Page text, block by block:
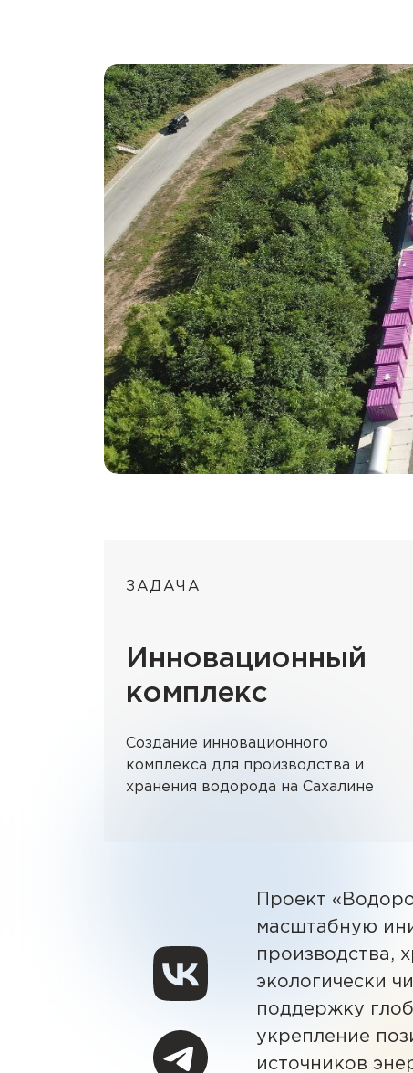
ЗАДАЧА
Инновационный
комплекс
Создание инновационного
комплекса для производства и
хранения водорода на Сахалине
Проект
масштабную
производства,
экологически
поддержку
укрепление
источников